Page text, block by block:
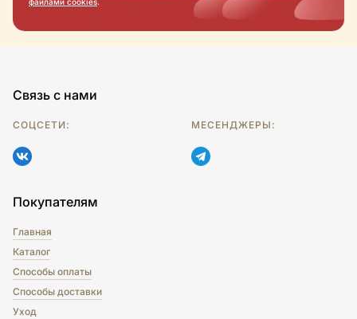
Покупателям
Главная
Каталог
Способы оплаты
Способы доставки
Уход
Связь с нами
СОЦСЕТИ: МЕСЕНДЖЕРЫ: